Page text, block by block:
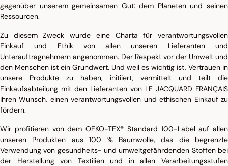
gegenüber unserem gemeinsamen Gut: dem Planeten und seinen
Ressourcen.
Zu diesem Zweck wurde eine Charta für verantwortungsvollen
Einkauf und Ethik von allen unseren Lieferanten und
Unterauftragnehmern angenommen. Der Respekt vor der Umwelt und
den Menschen ist ein Grundwert. Und weil es wichtig ist, Vertrauen in
unsere Produkte zu haben, initiiert, vermittelt und teilt die
Einkaufsabteilung mit den Lieferanten von LE JACQUARD FRANÇAIS
ihren Wunsch, einen verantwortungsvollen und ethischen Einkauf zu
fördern.
Wir profitieren von dem OEKO-TEX® Standard 100-Label auf allen
unseren Produkten aus 100 % Baumwolle, das die begrenzte
Verwendung von gesundheits- und umweltgefährdenden Stoffen bei
der Herstellung von Textilien und in allen Verarbeitungsstufen